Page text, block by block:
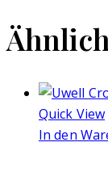
Quick View
In den